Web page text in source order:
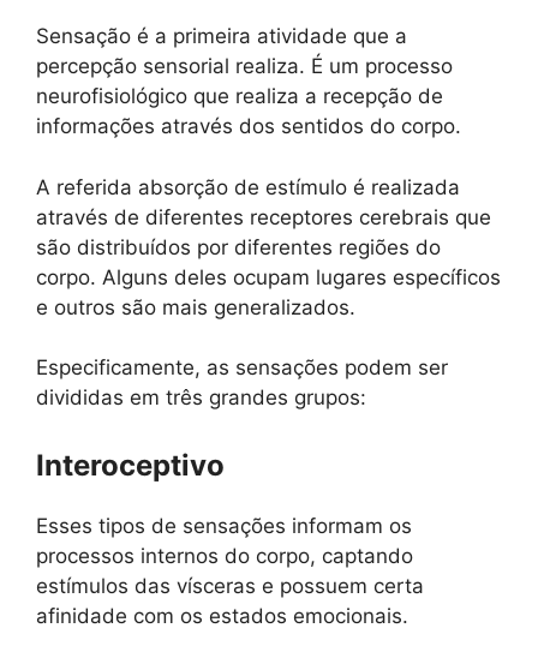
Sensação é a primeira atividade que a
percepção sensorial realiza. É um processo
neurofisiológico que realiza a recepção de
informações através dos sentidos do corpo.
A referida absorção de estímulo é realizada
através de diferentes receptores cerebrais que
são distribuídos por diferentes regiões do
corpo. Alguns deles ocupam lugares específicos
e outros são mais generalizados.
Especificamente, as sensações podem ser
divididas em três grandes grupos:
Interoceptivo
Esses tipos de sensações informam os
processos internos do corpo, captando
estímulos das vísceras e possuem certa
afinidade com os estados emocionais.